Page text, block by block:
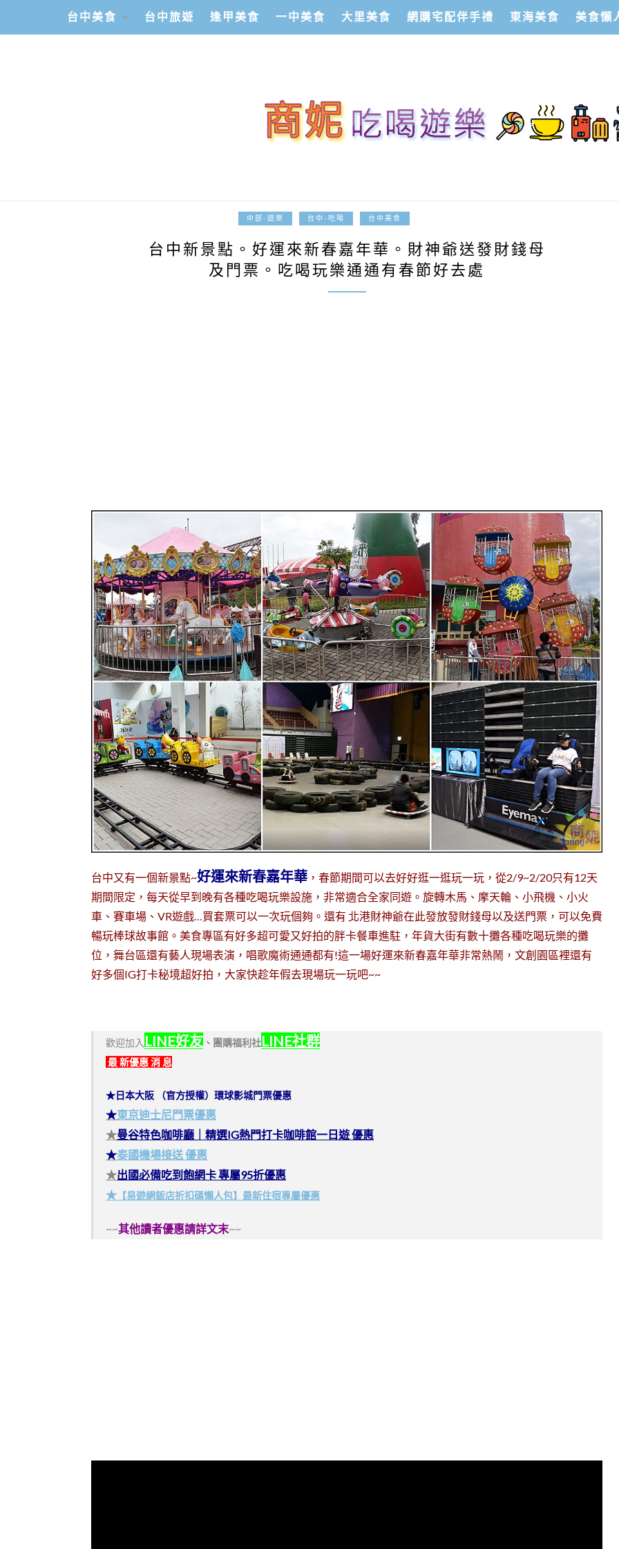
台中美食 台中旅遊 逢甲美食 一中美食 大里美食 網購宅配伴手禮 東海美食 美食懶
中部-遊樂 台中-吃喝 台中美食
台中新景點。好運來新春嘉年華。財神爺送發財錢母
及門票。吃喝玩樂通通有春節好去處
台中又有一個新景點~好運來新春嘉年華 ，春節期間可以去好好逛一逛玩一玩，從2/9~2/20只有12天
期間限定，每天從早到晚有各種吃喝玩樂設施，非常適合全家同遊。旋轉木馬、摩天輪、小飛機、小火
車、賽車場、VR遊戲…買套票可以一次玩個夠。還有 北港財神爺在此發放發財錢母以及送門票，可以免費
暢玩棒球故事館。美食專區有好多超可愛又好拍的胖卡餐車進駐，年貨大街有數十攤各種吃喝玩樂的攤
位，舞台區還有藝人現場表演，唱歌魔術通通都有!這一場好運來新春嘉年華非常熱鬧，文創園區裡還有
好多個IG打卡秘境超好拍，大家快趁年假去現場玩一玩吧~~
歡迎加入 LINE好友 、 團購福利社LINE社群
最 新優惠 消 息
★日本大阪 （官方授權）環球影城門票優惠
★東京迪士尼門票優惠
★曼谷特色咖啡廳｜精選IG熱門打卡咖啡館一日遊 優惠
★泰國機場接送 優惠
★出國必備吃到飽網卡 專屬95折優惠
★ 【易遊網飯店折扣碼懶人包】最新住宿專屬優惠
~~其他讀者優惠請詳文末~~